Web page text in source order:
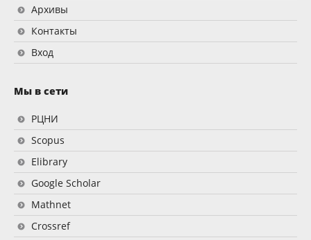
Архивы
Контакты
Вход
Мы в сети
РЦНИ
Scopus
Elibrary
Google Scholar
Mathnet
Crossref